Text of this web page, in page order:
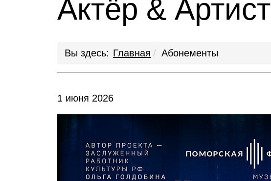
Актёр & Артист
Вы здесь: Главная Абонементы
1 июня 2026